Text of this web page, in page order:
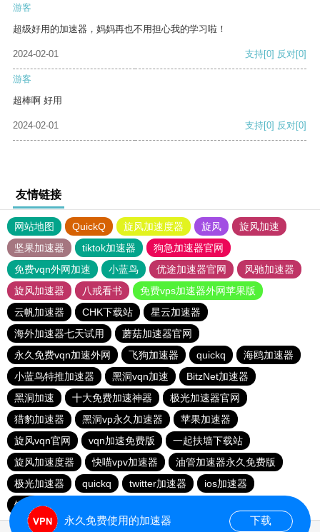
游客
超级好用的加速器，妈妈再也不用担心我的学习啦！
2024-02-01 支持[0] 反对[0]
游客
超棒啊 好用
2024-02-01 支持[0] 反对[0]
友情链接
网站地图 QuickQ 旋风加速度器 旋风
旋风加速
坚果加速器
tiktok加速器
狗急加速器官网
免费vqn外网加速
小蓝鸟 优途加速器官网
风驰加速器
旋风加速器
八戒看书
免费vps加速器外网苹果版
云帆加速器
CHK下载站
星云加速器
海外加速器七天试用
蘑菇加速器官网
永久免费vqn加速外网
飞狗加速器 quickq
海鸥加速器
小蓝鸟特推加速器
黑洞vqn加速
BitzNet加速器
黑洞加速
十大免费加速神器
极光加速器官网
猎豹加速器
黑洞vp永久加速器
苹果加速器
旋风vqn官网
vqn加速免费版
一起扶墙下载站
旋风加速度器
快喵vpv加速器
油管加速器永久免费版
极光加速器
quickq twitter加速器
ios加速器
银河vqn官网
永久免费使用的加速器 下载